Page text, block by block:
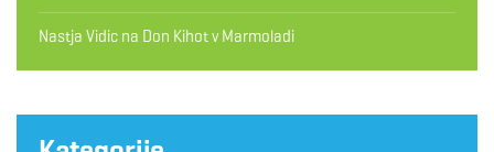
Nastja Vidic na Don Kihot v Marmoladi